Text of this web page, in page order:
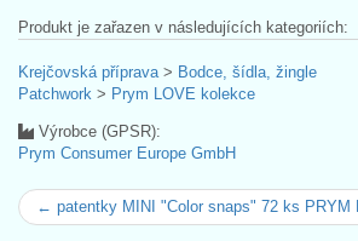
Produkt je zařazen v následujících kategoriích:
Krejčovská příprava > Bodce, šídla, žingle
Patchwork > Prym LOVE kolekce
Výrobce (GPSR):
Prym Consumer Europe GmbH
← patentky MINI "Color snaps" 72 ks PRYM